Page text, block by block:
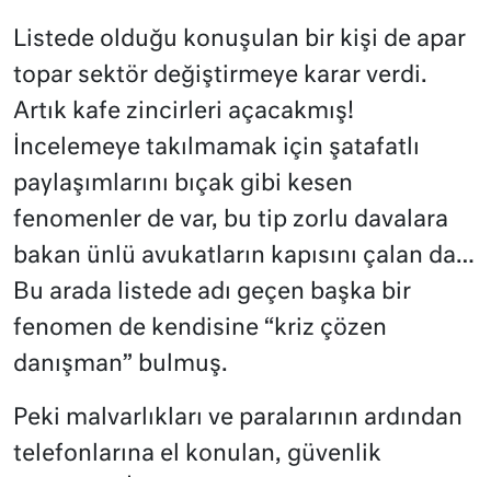
Listede olduğu konuşulan bir kişi de apar
topar sektör değiştirmeye karar verdi.
Artık kafe zincirleri açacakmış!
İncelemeye takılmamak için şatafatlı
paylaşımlarını bıçak gibi kesen
fenomenler de var, bu tip zorlu davalara
bakan ünlü avukatların kapısını çalan da…
Bu arada listede adı geçen başka bir
fenomen de kendisine “kriz çözen
danışman” bulmuş.
Peki malvarlıkları ve paralarının ardından
telefonlarına el konulan, güvenlik